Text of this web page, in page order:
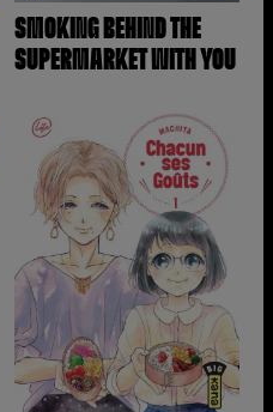
SMOKING BEHIND THE
SUPERMARKET WITH YOU